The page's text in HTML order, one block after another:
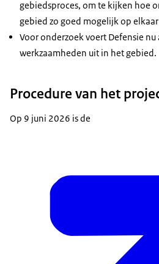
gebiedsproces, om te kijken hoe
gebied zo goed mogelijk op
Voor onderzoek voert Defensie
werkzaamheden uit in het gebied.
Procedure van het
Op 9 juni 2026 is de